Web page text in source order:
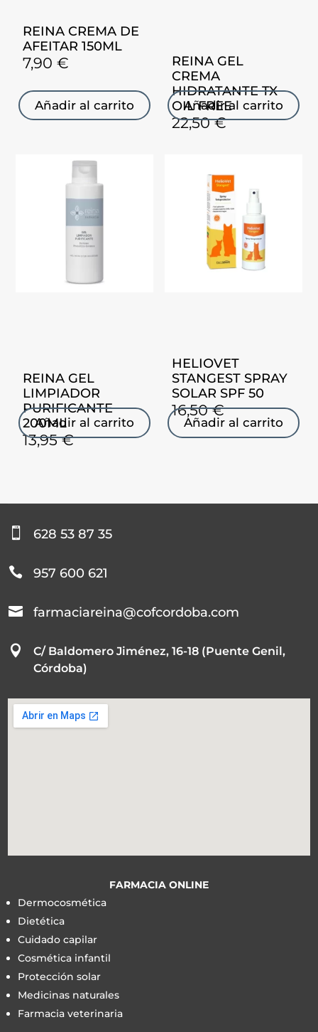
REINA CREMA DE
AFEITAR 150ML
7,90€
Añadir al carrito
REINA GEL
CREMA
HIDRATANTE TX
OIL FREE
22,50€
Añadir al carrito
REINA GEL
LIMPIADOR
PURIFICANTE
200ML
13,95€
Añadir al carrito
HELIOVET
STANGEST SPRAY
SOLAR SPF 50
16,50€
Añadir al carrito
 628 53 87 35
 957 600 621
 farmaciareina@cofcordoba.com

C/ Baldomero Jiménez, 16-18 (Puente Genil,
Córdoba)
FARMACIA ONLINE
Dermocosmética
Dietética
Cuidado capilar
Cosmética infantil
Protección solar
Medicinas naturales
Farmacia veterinaria